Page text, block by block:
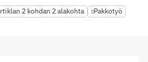
2 kohdan 2 alakohta Pakkotyö